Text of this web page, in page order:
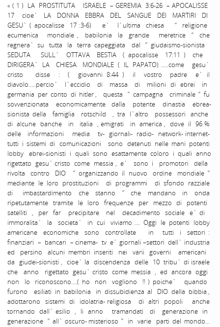
« ( 1 ) LA PROSTITUTA ISRAELE – GEREMIA 3:6-26 – APOCALISSE
17 cioe` LA DONNA EBBRA DEL SANGUE DEI MARTIRI DI
GESU` ( apocalisse 17 :3-6) e` l`ultima chiesa ” religione
ecumenica mondiale , babilonia la grande meretrice ” che
regnera` su tutta la terra capeggiata dal ” giudaismo-sionista
SEDUTA SULL` OTTAVA BESTIA ( apocalisse 17:11 ) che
DIRIGERA` LA CHIESA MONDIALE ( IL PAPATO) …..come gesu`
cristo disse : ( giovanni 8:44 ) il vostro padre e` il
diavolo…..percio` l`eccidio di massa di milioni di ebrei in
germania per conto di hitler , questa ” campagna criminale ” fu
sovvenzionata economicamente dalla potente dinastia ebrea-
sionista della famiglia rotschild , tra l`altro possessori anche
di alcune banche in italia , emigrati in america , dove il 96 %
delle informazioni media tv- giornali- radio- network- internet-
tutti i sistemi di comunicazioni sono detenuti nelle mani potenti
lobby ebrei-sionisti i quali sono esattamente coloro i quali anno
rigettato gesu` cristo come messia , e` sono i promotori della
rivolta contro DIO ” organizzando il nuovo ordine mondiale ”
mediante le loro prostituzioni di programmi di sfondo razziale
di imbastardimento che stanno ” che mandano in onda
ripetutamente tramite le loro frequenze per mezzo di potenti
satelliti , per far precipitare nel decadimento sociale e` di
immoralita` la societa` in cui viviamo …. Oggi le potenti lobby
americane economiche sono controllate in tutti i settori :
finanziari – bancari – cinema- tv e` giornali –settori dell` industria
ed persino alcuni membri inseriti nei varii governi americani
da giudei-sionisti , cioe` la discendenza delle 10 tribu` di israele
che anno rigettato gesu` cristo come messia , ed ancora oggi
non lo riconoscono….( ho non vogliono !! ) poiche` quando
furono esiliati in babilonia in dissubidienza al DIO della bibbia ,
adottarono sistemi di idolatria- religiosa di altri popoli anche
tornando dall` esilio , li anno tramandati di generazione in
generazione ” all` oscuro- misterioso ” in varie parti del mondo…